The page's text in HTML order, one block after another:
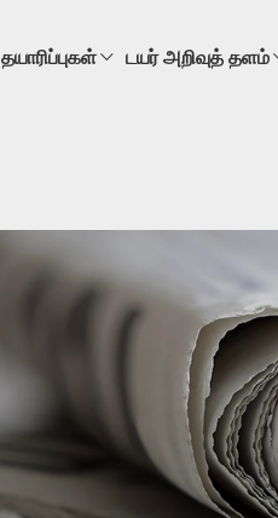
தயாரிப்புகள் டயர் அறிவுத் தளம்